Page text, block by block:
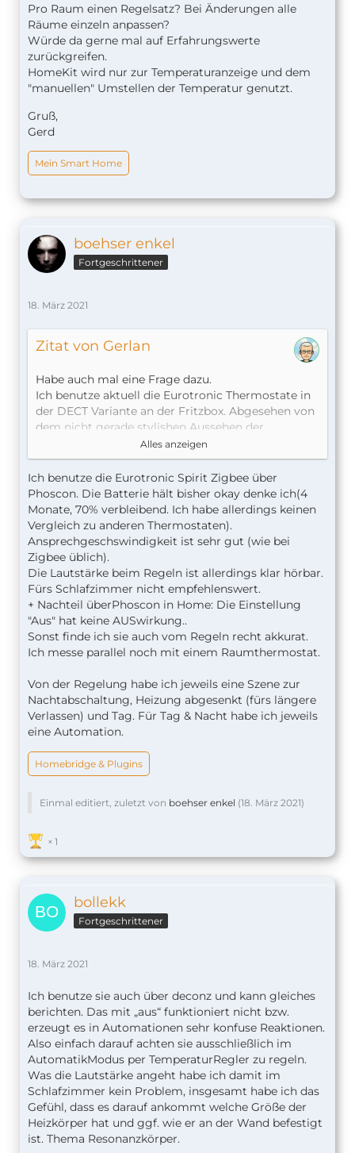
Pro Raum einen Regelsatz? Bei Änderungen alle
Räume einzeln anpassen?
Würde da gerne mal auf Erfahrungswerte
zurückgreifen.
HomeKit wird nur zur Temperaturanzeige und dem
"manuellen" Umstellen der Temperatur genutzt.
Gruß,
Gerd
Mein Smart Home
boehser enkel
Fortgeschrittener
18. März 2021
Zitat von Gerlan
Habe auch mal eine Frage dazu.
Ich benutze aktuell die Eurotronic Thermostate in
der DECT Variante an der Fritzbox. Abgesehen von
dem nicht gerade stylishen Aussehen der
Eurotronic Teile funktionieren sie gut.
Der einzige Nachteil aktuell ist der 15min Zeitraum
in dem die Thermostate ihre Steuerung aktiv
abfragen. Fenster auf --> Heizung aus funktioniert
also evtl. erst nach 15min wenn das Fenster schon
wieder zu ist...
Jetzt die Frage zu den Zigbee Varianten.
Mittlerweile gibt es neben der Eurotronic Zigbee
Variante auch auf AliExpress mindestens 3
verschiedene Zigbee Thermostate. Hat schon
jemand damit Erfahrungen gesammelt? Evtl.
Sogar mit Conbee/Deconz?
Batterie? Ansprechgeschwindigkeit? Lautstäre des
Oder kennt jemand einen Test/Artikel irgendwo?
Wie macht ihr das mit der Thermostat Steuerung
in HomeKit? Ich benutze aktuell die Zeitpläne in
HomeKit stelle ich mir das relativ umständlich
vor? Pro Raum einen Regelsatz? Bei Änderungen
Würde da gerne mal auf Erfahrungswerte
HomeKit wird nur zur Temperaturanzeige und dem
"manuellen" Umstellen der Temperatur genutzt.
Alles anzeigen
Ich benutze die Eurotronic Spirit Zigbee über
Phoscon. Die Batterie hält bisher okay denke ich(4
Monate, 70% verbleibend. Ich habe allerdings keinen
Vergleich zu anderen Thermostaten).
Ansprechgeschswindigkeit ist sehr gut (wie bei
Zigbee üblich).
Die Lautstärke beim Regeln ist allerdings klar hörbar.
Fürs Schlafzimmer nicht empfehlenswert.
+ Nachteil überPhoscon in Home: Die Einstellung
"Aus" hat keine AUSwirkung..
Sonst finde ich sie auch vom Regeln recht akkurat.
Ich messe parallel noch mit einem Raumthermostat.
Von der Regelung habe ich jeweils eine Szene zur
Nachtabschaltung, Heizung abgesenkt (fürs längere
Verlassen) und Tag. Für Tag & Nacht habe ich jeweils
eine Automation.
Homebridge & Plugins
Einmal editiert, zuletzt von boehser enkel (18. März 2021)
1
bollekk
Fortgeschrittener
18. März 2021
Ich benutze sie auch über deconz und kann gleiches
berichten. Das mit „aus“ funktioniert nicht bzw.
erzeugt es in Automationen sehr konfuse Reaktionen.
Also einfach darauf achten sie ausschließlich im
AutomatikModus per TemperaturRegler zu regeln.
Was die Lautstärke angeht habe ich damit im
Schlafzimmer kein Problem, insgesamt habe ich das
Gefühl, dass es darauf ankommt welche Größe der
Heizkörper hat und ggf. wie er an der Wand befestigt
ist. Thema Resonanzkörper.